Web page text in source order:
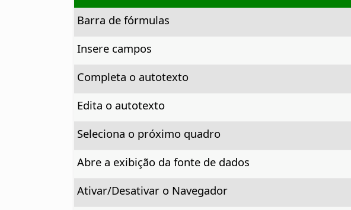
Barra de fórmulas
Insere campos
Completa o autotexto
Edita o autotexto
Seleciona o próximo quadro
Abre a exibição da fonte de dados
Ativar/Desativar o Navegador